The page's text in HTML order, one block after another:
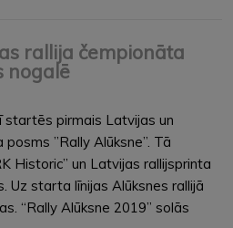
rallija čempionāta
nogalē
startēs pirmais Latvijas un
”Rally Alūksne”. Tā
Historic” un Latvijas rallijsprinta
Uz starta līnijas Alūksnes rallijā
“Rally Alūksne 2019” solās